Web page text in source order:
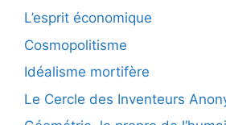
L’esprit économique
Cosmopolitisme
Idéalisme mortifère
Le Cercle des Inventeurs